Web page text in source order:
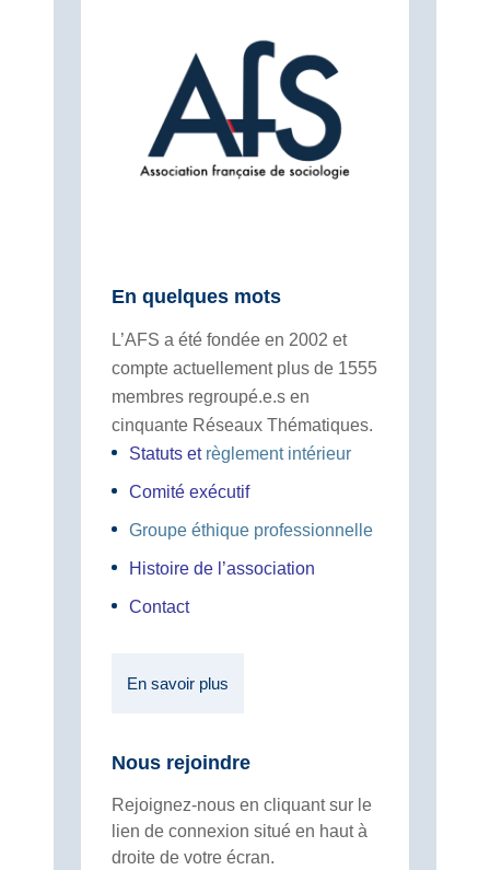
En quelques mots
L’AFS a été fondée en 2002 et
compte actuellement plus de 1555
membres regroupé.e.s en
cinquante Réseaux Thématiques.
Statuts et règlement intérieur
Comité exécutif
Groupe éthique professionnelle
Histoire de l’association
Contact
En savoir plus
Nous rejoindre
Rejoignez-nous en cliquant sur le
lien de connexion situé en haut à
droite de votre écran.